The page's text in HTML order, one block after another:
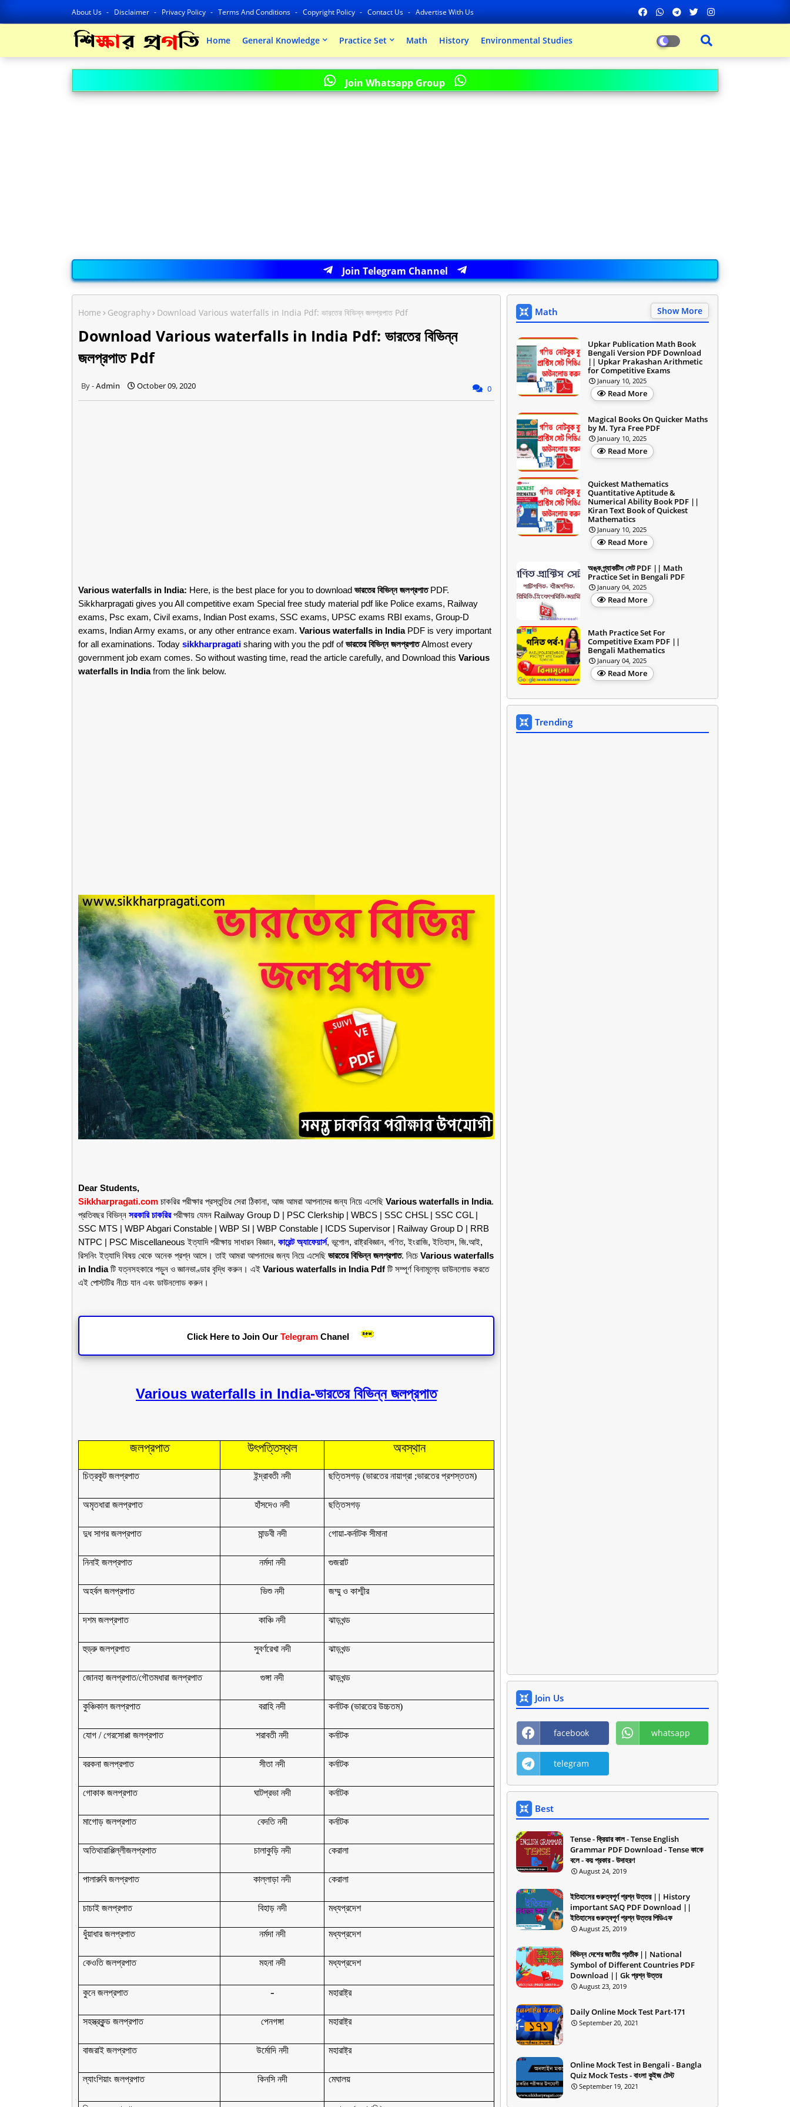
About Us Disclaimer Privacy Policy Terms And Conditions Copyright Policy Contact Us Advertise With Us
Home General Knowledge Practice Set Math History Environmental Studies
Join Whatsapp Group
Join Telegram Channel
Home Geography Download Various waterfalls in India Pdf: ভারতের বিভিন্ন জলপ্রপাত Pdf
Download Various waterfalls in India Pdf: ভারতের বিভিন্ন
জলপ্রপাত Pdf
Admin October 09, 2020 0
Various waterfalls in India: Here, is the best place for you to download ভারতের বিভিন্ন জলপ্রপাতPDF.
Sikkharpragati gives you All competitive exam Special free study material pdf like Police exams, Railway
exams, Psc exam, Civil exams, Indian Post exams, SSC exams, UPSC exams RBI exams, Group-D
exams, Indian Army exams, or any other entrance exam. Various waterfalls in IndiaPDF is very important
for all examinations. Today sikkharpragati sharing with you the pdf ofভারতের বিভিন্ন জলপ্রপাতAlmost every
government job exam comes. So without wasting time, read the article carefully, and Download this Various
waterfalls in Indiafrom the link below.
Dear Students,
Sikkharpragati.com চাকরির পরীক্ষার প্রস্তুতির সেরা ঠিকানা, আজ আমরা আপনাদের জন্য নিয়ে এসেছি Various waterfalls in India.
প্রতিবছর বিভিন্ন সরকারি চাকরিরপরীক্ষায় যেমন Railway Group D | PSC Clerkship | WBCS | SSC CHSL | SSC CGL |
SSC MTS | WBP Abgari Constable | WBP SI | WBP Constable | ICDS Supervisor | Railway Group D | RRB
NTPC | PSC Miscellaneous ইত্যাদি পরীক্ষায় সাধারন বিজ্ঞান, কারেন্ট অ্যাফেয়ার্স, ভূগোল, রাষ্ট্রবিজ্ঞান, গণিত, ইংরাজি, ইতিহাস, জি.আই,
রিসনিং ইত্যাদি বিষয় থেকে অনেক প্রশ্ন আসে। তাই আমরা আপনাদের জন্য নিয়ে এসেছি ভারতের বিভিন্ন জলপ্রপাত. নিচে Various waterfalls
in Indiaটি যত্নসহকারে পড়ুন ও জ্ঞানভাণ্ডার বৃদ্ধি করুন। এই Various waterfalls in India Pdf টি সম্পূর্ণ বিনামূল্যে ডাউনলোড করতে
এই পোস্টটির নীচে যান এবং ডাউনলোড করুন।
Click Here to Join Our Telegram Chanel
Various waterfalls in India-ভারতের বিভিন্ন জলপ্রপাত
জলপ্রপাত উৎপত্তিস্থল অবস্থান
চিত্রকূট জলপ্রপাত ইন্দ্রাবতী নদী ছত্তিসগড় (ভারতের নায়াগ্রা ;ভারতের প্রশস্ততম)
অমৃতধারা জলপ্রপাত হাঁসদেও নদী ছত্তিসগড়
দুধ সাগর জলপ্রপাত মান্ডবী নদী গোয়া-কর্নাটক সীমানা
নিনাই জলপ্রপাত নর্মদা নদী গুজরাট
অহর্বল জলপ্রপাত ভিশু নদী জম্মু ও কাশ্মীর
দশম জলপ্রপাত কাঞ্চি নদী ঝাড়খন্ড
হুড্রু জলপ্রপাত সুবর্ণরেখা নদী ঝাড়খন্ড
জোনহা জলপ্রপাত/গৌতমধারা জলপ্রপাত গুঙ্গা নদী ঝাড়খন্ড
কুঞ্চিকাল জলপ্রপাত বরাহি নদী কর্নাটক (ভারতের উচ্চতম)
যোগ / গেরসোপ্পা জলপ্রপাত শরাবতী নদী কর্নাটক
বরকনা জলপ্রপাত সীতা নদী কর্নাটক
গোকাক জলপ্রপাত ঘাটপ্রভা নদী কর্নাটক
মাগোড় জলপ্রপাত বেদতি নদী কর্নাটক
অতিথারাপ্পিল্লীজলপ্রপাত চালাকুড়ি নদী কেরালা
পালারুবি জলপ্রপাত কাল্লাড়া নদী কেরালা
চাচাই জলপ্রপাত বিহাড় নদী মধ্যপ্রদেশ
ধুঁয়াধার জলপ্রপাত নর্মদা নদী মধ্যপ্রদেশ
কেওতি জলপ্রপাত মহনা নদী মধ্যপ্রদেশ
কুনে জলপ্রপাত - মহারাষ্ট্র
সহস্ত্রকুন্ড জলপ্রপাত পেনগঙ্গা মহারাষ্ট্র
বাজরাই জলপ্রপাত উর্মোদি নদী মহারাষ্ট্র
ল্যাংশিয়াং জলপ্রপাত কিনসি নদী মেঘালয়
Math Show More
Upkar Publication Math Book
Bengali Version PDF Download
|| Upkar Prakashan Arithmetic
for Competitive Exams
January 10, 2025
Read More
Magical Books On Quicker Maths
by M. Tyra Free PDF
January 10, 2025
Read More
Quickest Mathematics
Quantitative Aptitude &
Numerical Ability Book PDF ||
Kiran Text Book of Quickest
Mathematics
January 10, 2025
Read More
অঙ্ক প্র্যাকটিস সেট PDF || Math
Practice Set in Bengali PDF
January 04, 2025
Read More
Math Practice Set For
Competitive Exam PDF ||
Bengali Mathematics
January 04, 2025
Read More
Trending
Join Us
facebook whatsapp
telegram
Best
Tense - ক্রিয়ার কাল - Tense English
Grammar PDF Download - Tense কাকে
বলে - কয় প্রকার - উদাহরণ
August 24, 2019
ইতিহাসের গুরুত্বপূর্ণ প্রশ্ন উত্তর || History
important SAQ PDF Download ||
ইতিহাসের গুরুত্বপূর্ণ প্রশ্ন উত্তর পিডিএফ
August 25, 2019
বিভিন্ন দেশের জাতীয় প্রতীক || National
Symbol of Different Countries PDF
Download || Gk প্রশ্ন উত্তর
August 23, 2019
Daily Online Mock Test Part-171
September 20, 2021
Online Mock Test in Bengali - Bangla
Quiz Mock Tests - বাংলা কুইজ টেস্ট
September 19, 2021